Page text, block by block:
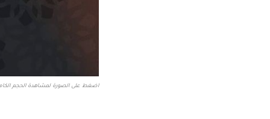
اضغط على الصورة لمشاهدة الحجم